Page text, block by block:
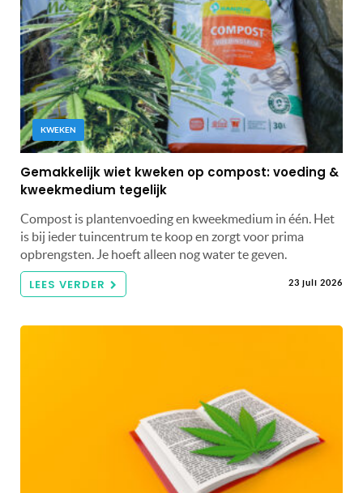
KWEKEN
Gemakkelijk wiet kweken op compost: voeding &
kweekmedium tegelijk
Compost is plantenvoeding en kweekmedium in één. Het
is bij ieder tuincentrum te koop en zorgt voor prima
opbrengsten. Je hoeft alleen nog water te geven.
LEES VERDER 23 juli 2026